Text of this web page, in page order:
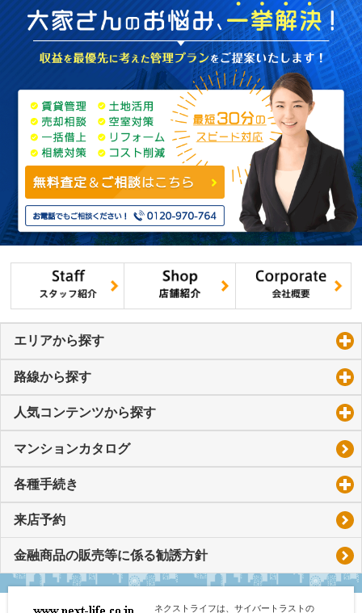
エリアから探す
路線から探す
人気コンテンツから探す
マンションカタログ
各種手続き
来店予約
金融商品の販売等に係る勧誘方針
ネクストライフは、サイバートラストの